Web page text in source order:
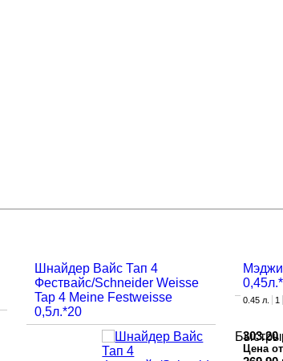
Шнайдер Вайс Тап 4
Фествайс/Schneider Weisse
Tap 4 Meine Festweisse
0,5л.*20
0.45 л. 1
303.20
Цена